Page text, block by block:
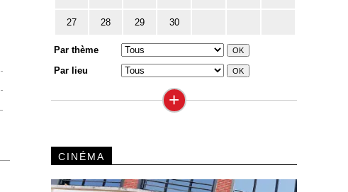
27 28 29 30
Par thème
Par lieu
+
CINÉMA